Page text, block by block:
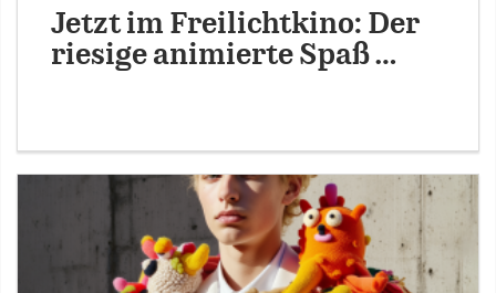
Jetzt im Freilichtkino: Der
riesige animierte Spaß …